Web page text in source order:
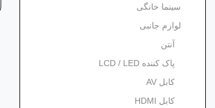
سینما خانگی
لوازم جانبی
آنتن
پاک کننده LCD / LED
کابل AV
کابل HDMI